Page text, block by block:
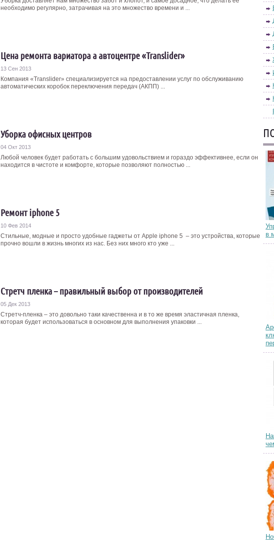
необходимо регулярно, затрачивая на это множество времени и ...
Цена ремонта вариатора а автоцентре «Translider»
13 Сен 2013
Компания «Translider» специализируется на предоставлении услуг по обслуживанию
автоматических коробок переключения передач (АКПП) ...
Уборка офисных центров
04 Окт 2013
Любой человек будет работать с большим удовольствием и гораздо эффективнее, если он
находится в чистоте и комфорте, которые позволяют полностью ...
Ремонт iphone 5
10 Фев 2014
Стильные, модные и просто удобные гаджеты от Apple iphone 5 – это устройства, которые
прочно вошли в жизнь многих из нас. Без них много кто уже ...
Стретч пленка – правильный выбор от производителей
05 Дек 2013
Стретч-пленка – это довольно таки качественна и в то же время эластичная пленка,
которая будет использоваться в основном для выполнения упаковки ...
в